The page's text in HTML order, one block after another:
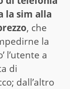
la sim alla
, che
la
l’utente a
di
dall’altro